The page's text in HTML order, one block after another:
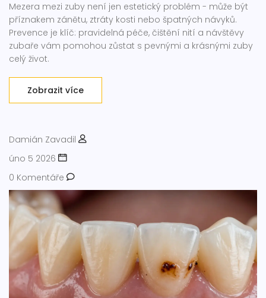
Mezera mezi zuby není jen estetický problém - může být
příznakem zánětu, ztráty kosti nebo špatných návyků.
Prevence je klíč: pravidelná péče, čištění nití a návštěvy
zubaře vám pomohou zůstat s pevnými a krásnými zuby
celý život.
Zobrazit více
Damián Zavadil
úno 5 2026
0 Komentáře